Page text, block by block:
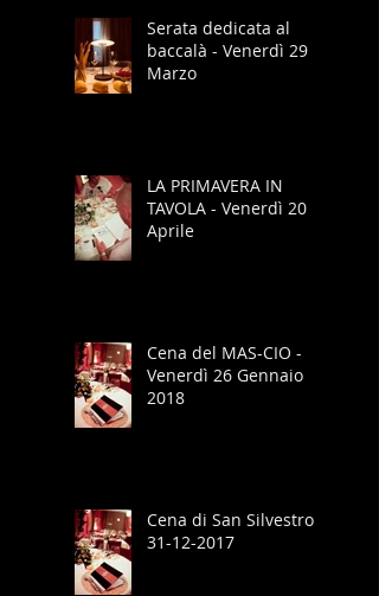
Serata dedicata al
baccalà - Venerdì 29
Marzo
LA PRIMAVERA IN
TAVOLA - Venerdì 20
Aprile
Cena del MAS-CIO -
Venerdì 26 Gennaio
2018
Cena di San Silvestro
31-12-2017